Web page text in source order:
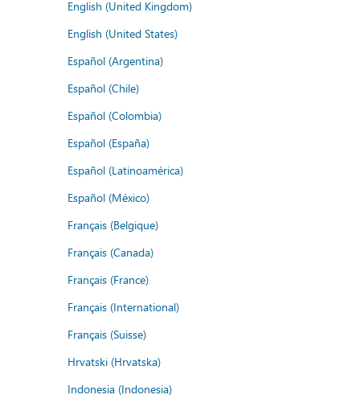
English (United Kingdom)
English (United States)
Español (Argentina)
Español (Chile)
Español (Colombia)
Español (España)
Español (Latinoamérica)
Español (México)
Français (Belgique)
Français (Canada)
Français (France)
Français (International)
Français (Suisse)
Hrvatski (Hrvatska)
Indonesia (Indonesia)